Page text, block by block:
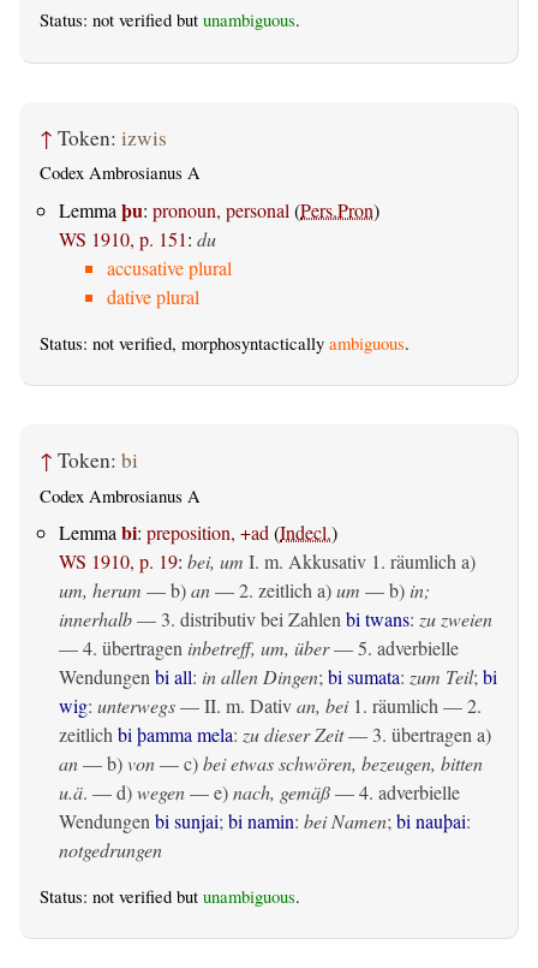
Status: not verified but unambiguous.
↑ Token: izwis
Codex Ambrosianus A
Lemma þu: pronoun, personal (Pers.Pron)
WS 1910, p. 151: du
accusative plural
dative plural
Status: not verified, morphosyntactically ambiguous.
↑ Token: bi
Codex Ambrosianus A
Lemma bi: preposition, +ad (Indecl.)
WS 1910, p. 19: bei, um I. m. Akkusativ 1. räumlich a)
um, herum — b)an— 2. zeitlich a)um — b) in;
innerhalb— 3. distributiv bei Zahlen bi twans: zu zweien
— 4. übertragen inbetreff, um, über— 5. adverbielle
Wendungen bi all: in allen Dingen; bi sumata: zum Teil; bi
wig: unterwegs— II. m. Dativan, bei1. räumlich — 2.
zeitlich bi þamma mela: zu dieser Zeit— 3. übertragen a)
an— b)von— c)bei etwas schwören, bezeugen, bitten
u.ä. — d)wegen— e)nach, gemäß— 4. adverbielle
Wendungen bi sunjai; bi namin: bei Namen; bi nauþai:
notgedrungen
Status: not verified but unambiguous.